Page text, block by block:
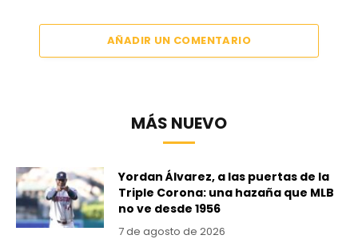
AÑADIR UN COMENTARIO
MÁS NUEVO
Yordan Álvarez, a las puertas de la
Triple Corona: una hazaña que MLB
no ve desde 1956
7 de agosto de 2026